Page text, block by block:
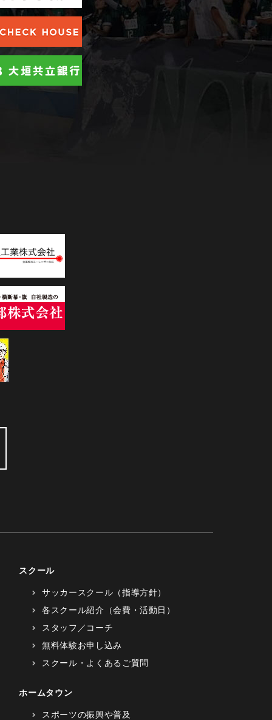
スクール
サッカースクール（指導方針）
各スクール紹介（会費・活動日）
スタッフ／コーチ
無料体験お申し込み
スクール・よくあるご質問
ホームタウン
スポーツの振興や普及